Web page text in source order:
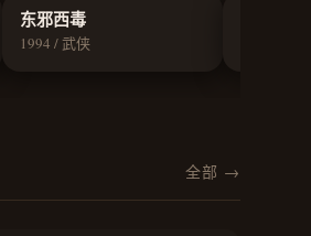
东邪西毒
1994 / 武侠
全部 →